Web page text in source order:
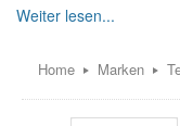
Irish Whiskey aus einer
wenn man wie die Whiskey Familie Teeling über ein riesiges
verwandt wird. Zögern
Home Marken